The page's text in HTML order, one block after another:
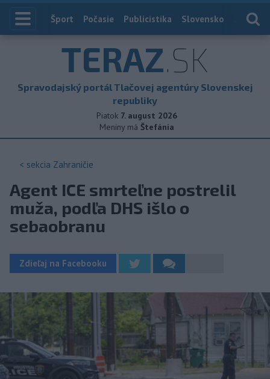
Index
Šport Počasie Publicistika Slovensko
TERAZ.SK
Spravodajský portál Tlačovej agentúry Slovenskej
republiky
Piatok 7. august 2026
Meniny má Štefánia
< sekcia Zahraničie
Agent ICE smrteľne postrelil
muža, podľa DHS išlo o
sebaobranu
Zdieľaj na Facebooku